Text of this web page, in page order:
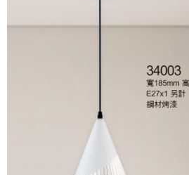
時審查核予不同之上限額度；若仍有額度不足
５．嚴禁一人註冊多個帳號或使用他人資訊註
恩沛科技股份有限公司將有權停止該用戶之使